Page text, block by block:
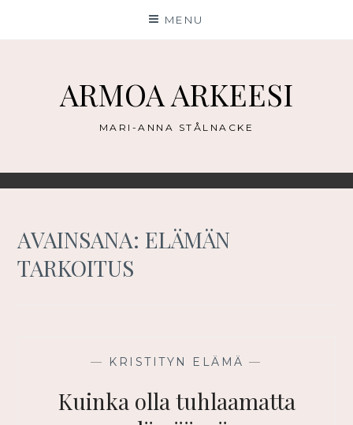
MENU
ARMOA ARKEESI
MARI-ANNA STÅLNACKE
AVAINSANA:ELÄMÄN
TARKOITUS
— KRISTITYN ELÄMÄ —
Kuinka olla tuhlaamatta